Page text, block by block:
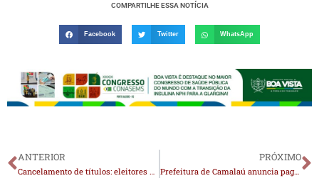
COMPARTILHE ESSA NOTÍCIA
Facebook Twitter WhatsApp
ANTERIOR
Cancelamento de títulos: eleitores da Paraíba já podem requerer regularização
PRÓXIMO
Prefeitura de Camalaú anuncia pagamento dos salários de maio aos servidores municipais